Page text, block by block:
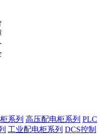
系列 高压配电柜系列 PLC
工业配电柜系列 DCS控制